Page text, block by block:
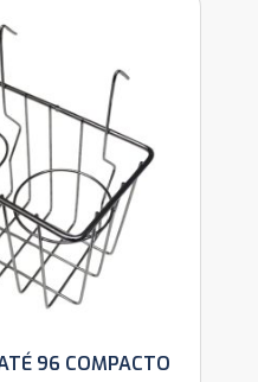
96 COMPACTO